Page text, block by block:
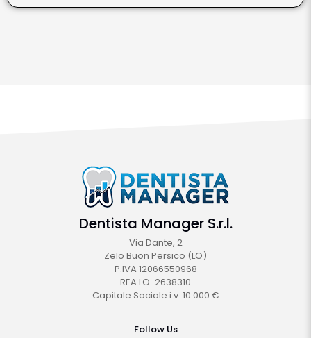
Dentista Manager S.r.l.
Via Dante, 2
Zelo Buon Persico (LO)
P.IVA 12066550968
REA LO-2638310
Capitale Sociale i.v. 10.000 €
Follow Us